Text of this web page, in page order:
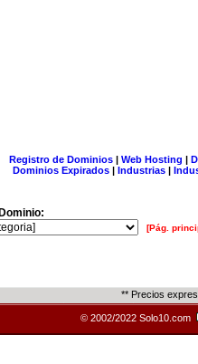
Registro de Dominios| Web Hosting |
Dominios Expirados | Industrias |
[Pág.
** Precios
© 2002/2022 Solo10.com